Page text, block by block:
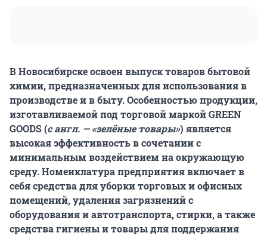
В Новосибирске освоен выпуск товаров бытовой
химии, предназначенных для использования в
производстве и в быту. Особенностью продукции,
изготавливаемой под торговой маркой GREEN
GOODS (с англ. — «зелёные товары») является
высокая эффективность в сочетании с
минимальным воздействием на окружающую
среду. Номенклатура предприятия включает в
себя средства для уборки торговых и офисных
помещений, удаления загрязнений с
оборудования и автотранспорта, стирки, а также
средства гигиены и товары для поддержания